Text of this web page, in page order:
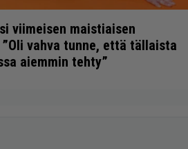
viimeisen maistiaisen
vahva tunne, että tällaista
aiemmin tehty”